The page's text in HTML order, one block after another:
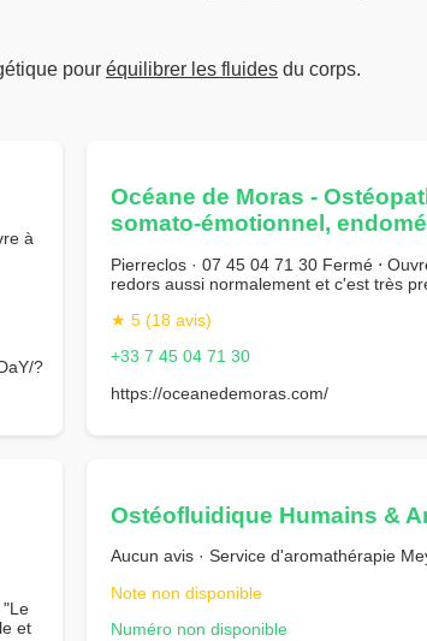
pour équilibrer les fluides du corps.
à
?
Océane de Moras -
somato-émotionnel,
Pierreclos · 07 45 04 71 30 Fermé ⋅
redors aussi normalement et c'est très
★ 5 (18 avis)
+33 7 45 04 71 30
https://oceanedemoras.com/
"Le
et
Ostéofluidique Humains &
Aucun avis · Service d'aromathérapie
Note non disponible
Numéro non disponible